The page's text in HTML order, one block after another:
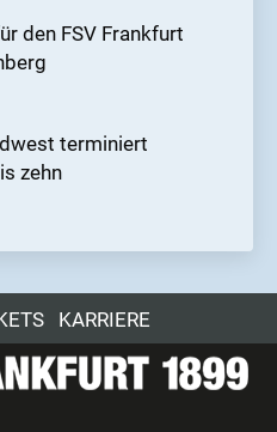
den FSV Frankfurt
terminiert
zehn
KARRIERE